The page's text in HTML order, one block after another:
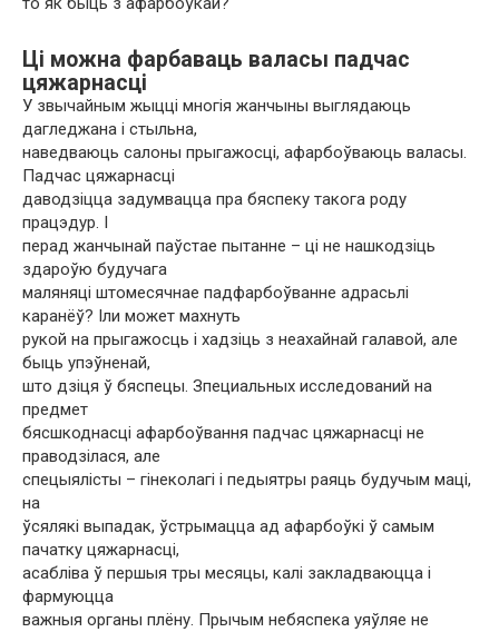
Ці можна фарбаваць валасы падчас
цяжарнасці
У звычайным жыцці многія жанчыны выглядаюць
дагледжана і стыльна,
наведваюць салоны прыгажосці, афарбоўваюць валасы.
Падчас цяжарнасці
даводзіцца задумвацца пра бяспеку такога роду
працэдур. І
перад жанчынай паўстае пытанне – ці не нашкодзіць
здароўю будучага
маляняці штомесячнае падфарбоўванне адрасьлі
каранёў? Іли может махнуть
рукой на прыгажосць і хадзіць з неахайнай галавой, але
быць упэўненай,
што дзіця ў бяспецы. Зпециальных исследований на
предмет
бясшкоднасці афарбоўвання падчас цяжарнасці не
праводзілася, але
спецыялісты – гінеколагі і педыятры раяць будучым маці,
на
ўсялякі выпадак, ўстрымацца ад афарбоўкі ў самым
пачатку цяжарнасці,
асабліва ў першыя тры месяцы, калі закладваюцца і
фармуюцца
важныя органы плёну. Прычым небяспека уяўляе не